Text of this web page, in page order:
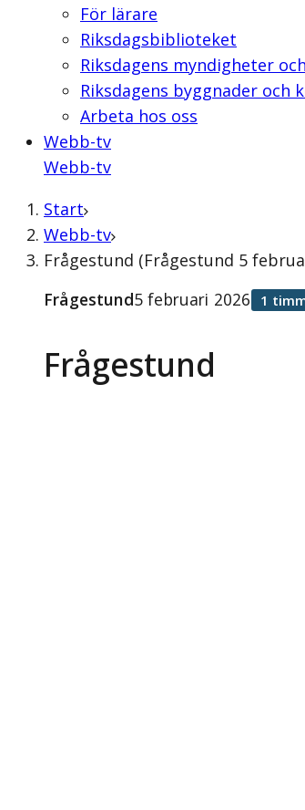
För lärare
Riksdagsbiblioteket
Riksdagens myndigheter
Riksdagens byggnader och
Arbeta hos oss
Webb-tv
Webb-tv
Start
Webb-tv
Frågestund (Frågestund 5
Frågestund
Frågestund5 februari 2026 1